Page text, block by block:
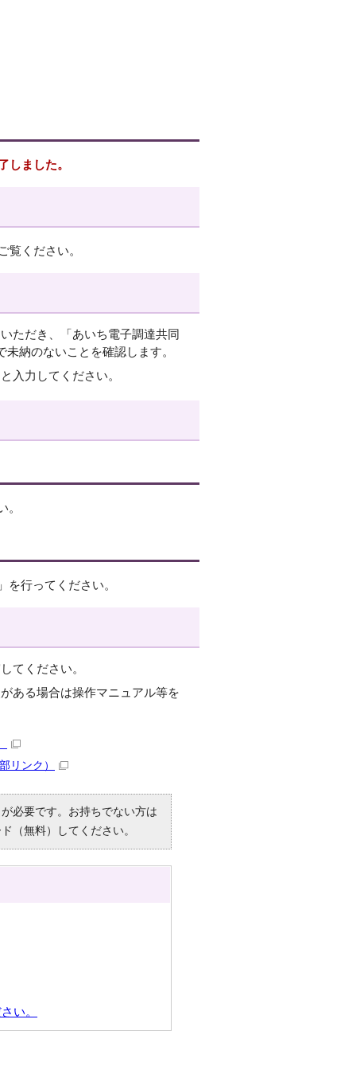
しました。
ください。
ただき、「あいち電子調達共同
納のないことを確認します。
入力してください。
行ってください。
てください。
ある場合は操作マニュアル等を
リンク）
必要です。お持ちでない方は
（無料）してください。
い。